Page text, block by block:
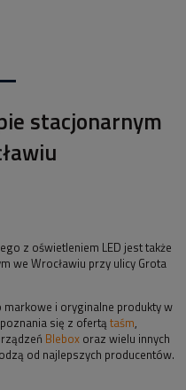
stacjonarnym
z oświetleniem LED jest także
we Wrocławiu przy ulicy Grota
i oryginalne produkty w
się z ofertą taśm,
Blebox oraz wielu innych
od najlepszych producentów.